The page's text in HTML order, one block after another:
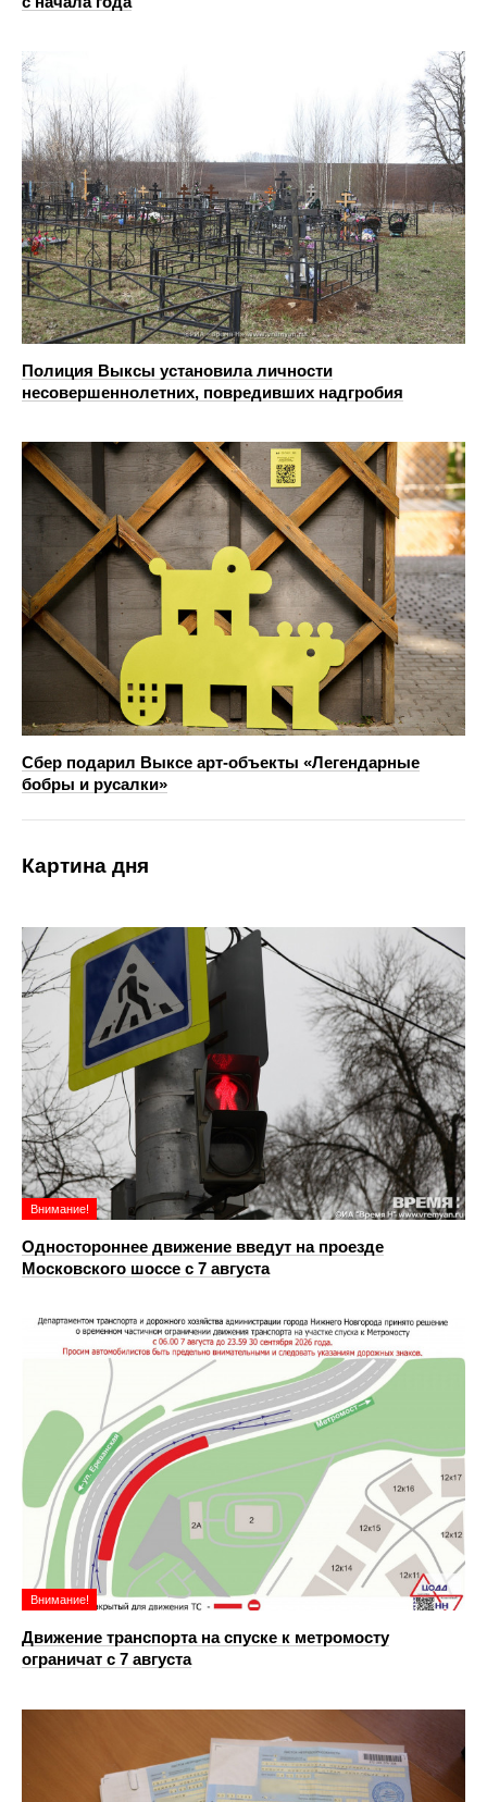
Полиция Выксы установила личности
несовершеннолетних, повредивших надгробия
Сбер подарил Выксе арт-объекты «Легендарные
бобры и русалки»
Картина дня
Внимание!
Одностороннее движение введут на проезде
Московского шоссе с 7 августа
Внимание!
Движение транспорта на спуске к метромосту
ограничат с 7 августа